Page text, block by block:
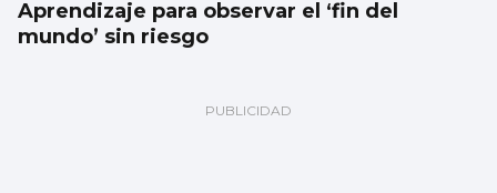
Aprendizaje para observar el ‘fin del
mundo’ sin riesgo